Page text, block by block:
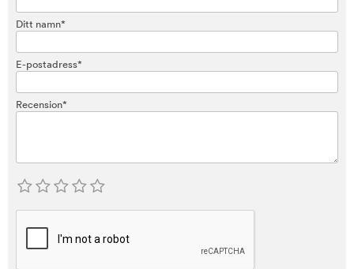
Ditt namn*
E-postadress*
Recension*